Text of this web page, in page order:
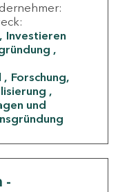
Investieren
Forschung,
und
-